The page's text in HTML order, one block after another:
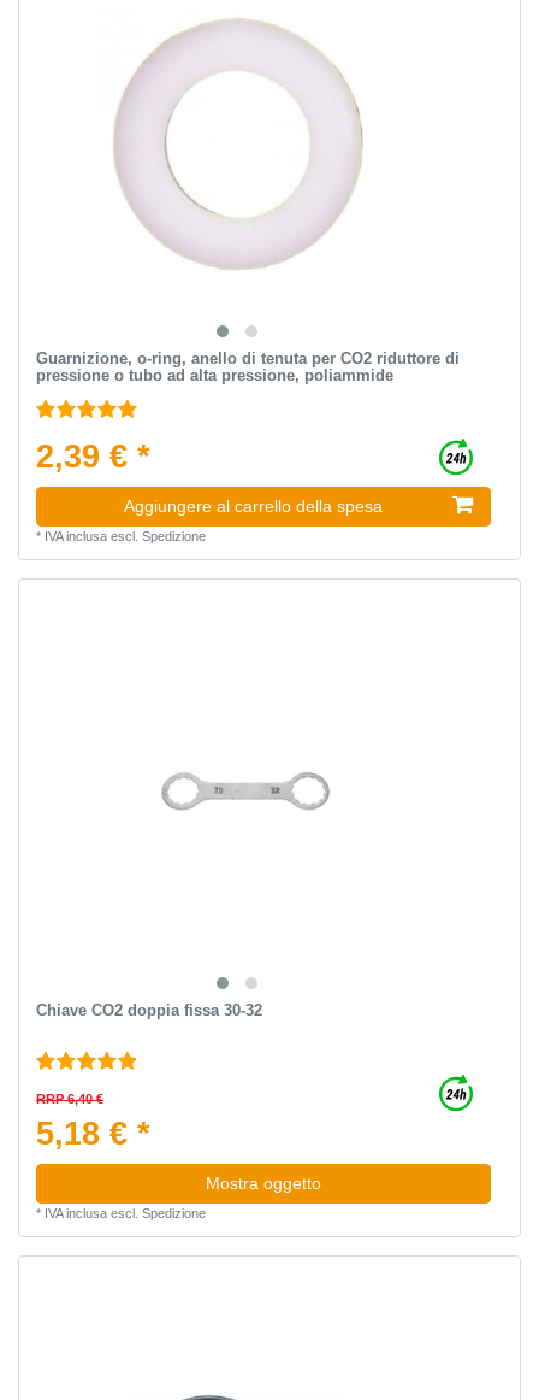
Guarnizione, o-ring, anello di tenuta per CO2 riduttore di
pressione o tubo ad alta pressione, poliammide
2,39 € *
Aggiungere al carrello della spesa
* IVA inclusaescl. Spedizione
Chiave CO2 doppia fissa 30-32
RRP 6,40 €
5,18 € *
Mostra oggetto
* IVA inclusaescl. Spedizione